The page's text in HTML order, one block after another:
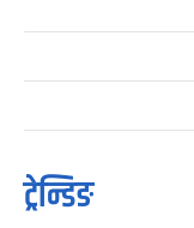
ट्रेन्डिङ